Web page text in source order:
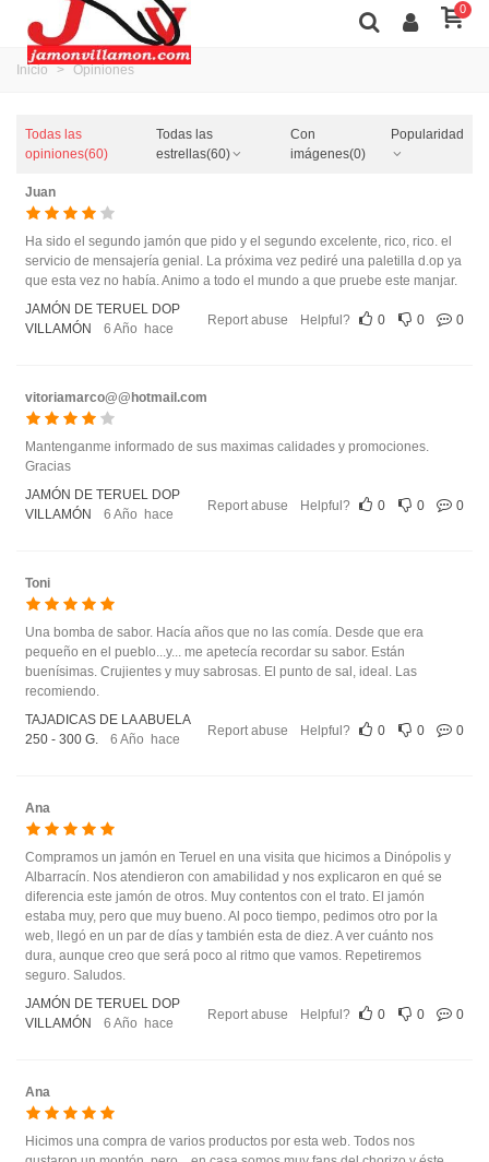
0
Inicio > Opiniones
Todas las
opiniones(60)
Todas las
estrellas(60)
Con
imágenes(0)
Popularidad
Juan
Ha sido el segundo jamón que pido y el segundo excelente, rico, rico. el
servicio de mensajería genial. La próxima vez pediré una paletilla d.op ya
que esta vez no había. Animo a todo el mundo a que pruebe este manjar.
JAMÓN DE TERUEL DOP
VILLAMÓN
6 Año hace
Report abuse Helpful? 0 0 0
vitoriamarco@@hotmail.com
Mantenganme informado de sus maximas calidades y promociones.
Gracias
JAMÓN DE TERUEL DOP
VILLAMÓN
6 Año hace
Report abuse Helpful? 0 0 0
Toni
Una bomba de sabor. Hacía años que no las comía. Desde que era
pequeño en el pueblo...y... me apetecía recordar su sabor. Están
buenísimas. Crujientes y muy sabrosas. El punto de sal, ideal. Las
recomiendo.
TAJADICAS DE LA ABUELA
250 - 300 G.
6 Año hace
Report abuse Helpful? 0 0 0
Ana
Compramos un jamón en Teruel en una visita que hicimos a Dinópolis y
Albarracín. Nos atendieron con amabilidad y nos explicaron en qué se
diferencia este jamón de otros. Muy contentos con el trato. El jamón
estaba muy, pero que muy bueno. Al poco tiempo, pedimos otro por la
web, llegó en un par de días y también esta de diez. A ver cuánto nos
dura, aunque creo que será poco al ritmo que vamos. Repetiremos
seguro. Saludos.
JAMÓN DE TERUEL DOP
VILLAMÓN
6 Año hace
Report abuse Helpful? 0 0 0
Ana
Hicimos una compra de varios productos por esta web. Todos nos